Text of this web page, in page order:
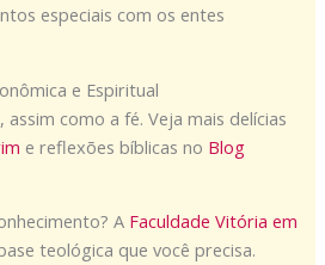
especiais com os entes
e Espiritual
assim como a fé. Veja mais delícias
e reflexões bíblicas no Blog
A Faculdade Vitória em
teológica que você precisa.